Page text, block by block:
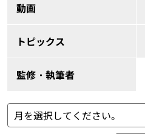
動画
トピックス
監修・執筆者